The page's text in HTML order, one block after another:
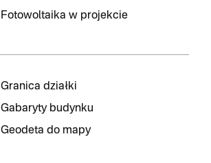
Fotowoltaika w projekcie
Granica działki
Gabaryty budynku
Geodeta do mapy